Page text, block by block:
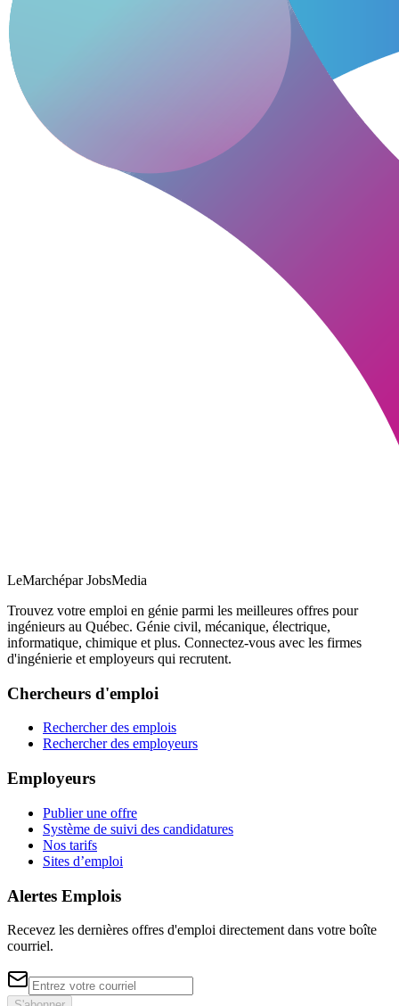
LeMarchépar JobsMedia
Trouvez votre emploi en génie parmi les meilleures offres pour
ingénieurs au Québec. Génie civil, mécanique, électrique,
informatique, chimique et plus. Connectez-vous avec les firmes
d'ingénierie et employeurs qui recrutent.
Chercheurs d'emploi
Rechercher des emplois
Rechercher des employeurs
Employeurs
Publier une offre
Système de suivi des candidatures
Nos tarifs
Sites d’emploi
Alertes Emplois
Recevez les dernières offres d'emploi directement dans votre boîte
courriel.